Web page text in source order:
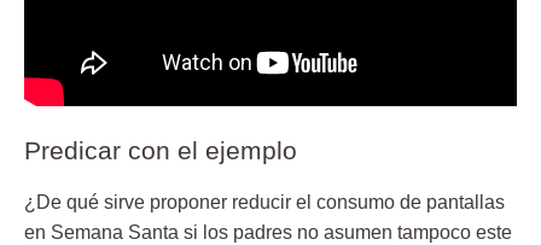
Predicar con el ejemplo
¿De qué sirve proponer reducir el consumo de pantallas
en Semana Santa si los padres no asumen tampoco este